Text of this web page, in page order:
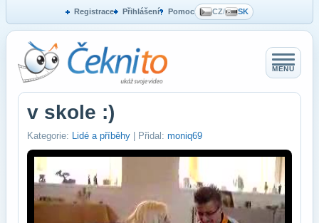
Registrace Přihlášení Pomoc CZ/ SK
MENU
v skole :)
Kategorie: Lidé a příběhy | Přidal: moniq69